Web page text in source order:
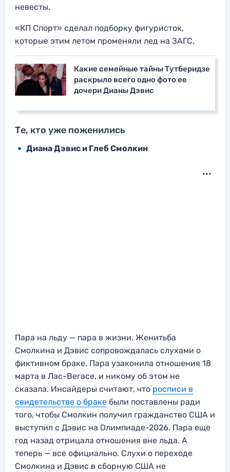
невесты.
«КП Спорт» сделал подборку фигуристок,
которые этим летом променяли лед на ЗАГС.
Какие семейные тайны Тутберидзе
раскрыло всего одно фото ее
дочери Дианы Дэвис
Те, кто уже поженились
Диана Дэвис и Глеб Смолкин
Пара на льду — пара в жизни. Женитьба
Смолкина и Дэвис сопровождалась слухами о
фиктивном браке. Пара узаконила отношения 18
марта в Лас-Вегасе, и никому об этом не
сказала. Инсайдеры считают, что росписи в
свидетельстве о браке были поставлены ради
того, чтобы Смолкин получил гражданство США и
выступил с Дэвис на Олимпиаде-2026. Пара еще
год назад отрицала отношения вне льда. А
теперь — все официально. Слухи о переходе
Смолкина и Дэвис в сборную США не